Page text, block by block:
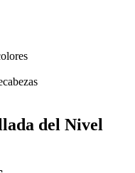
del Nivel